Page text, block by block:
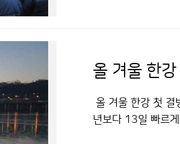
올 겨울 한강
올 겨울 한강 첫
년보다 13일 빠르